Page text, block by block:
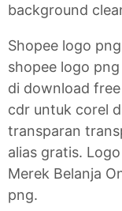
background
Shopee logo
shopee logo
di download
cdr untuk corel
transparan
alias gratis.
Merek Belanja
png.